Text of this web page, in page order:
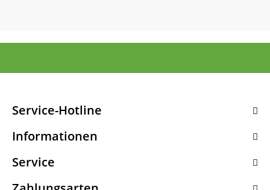
Service-Hotline
Informationen
Service